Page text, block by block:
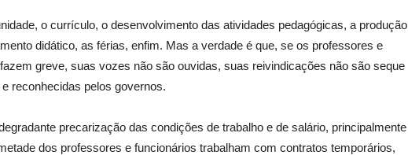
o currículo, o desenvolvimento das atividades pedagógicas, a produção
didático, as férias, enfim. Mas a verdade é que, se os professores e
greve, suas vozes não são ouvidas, suas reivindicações não são seque
reconhecidas pelos governos.
precarização das condições de trabalho e de salário, principalmente
dos professores e funcionários trabalham com contratos temporários,